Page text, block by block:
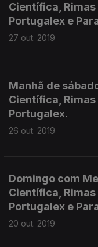
Científica, Rimas
Portugalex e
27 out. 2019
Manhã de
Científica,
Portugalex.
26 out. 2019
Domingo com
Científica, Rimas
Portugalex e
20 out. 2019